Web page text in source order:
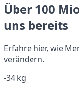
Über 100
uns bereits
Erfahre hier, wie
verändern.
-34 kg